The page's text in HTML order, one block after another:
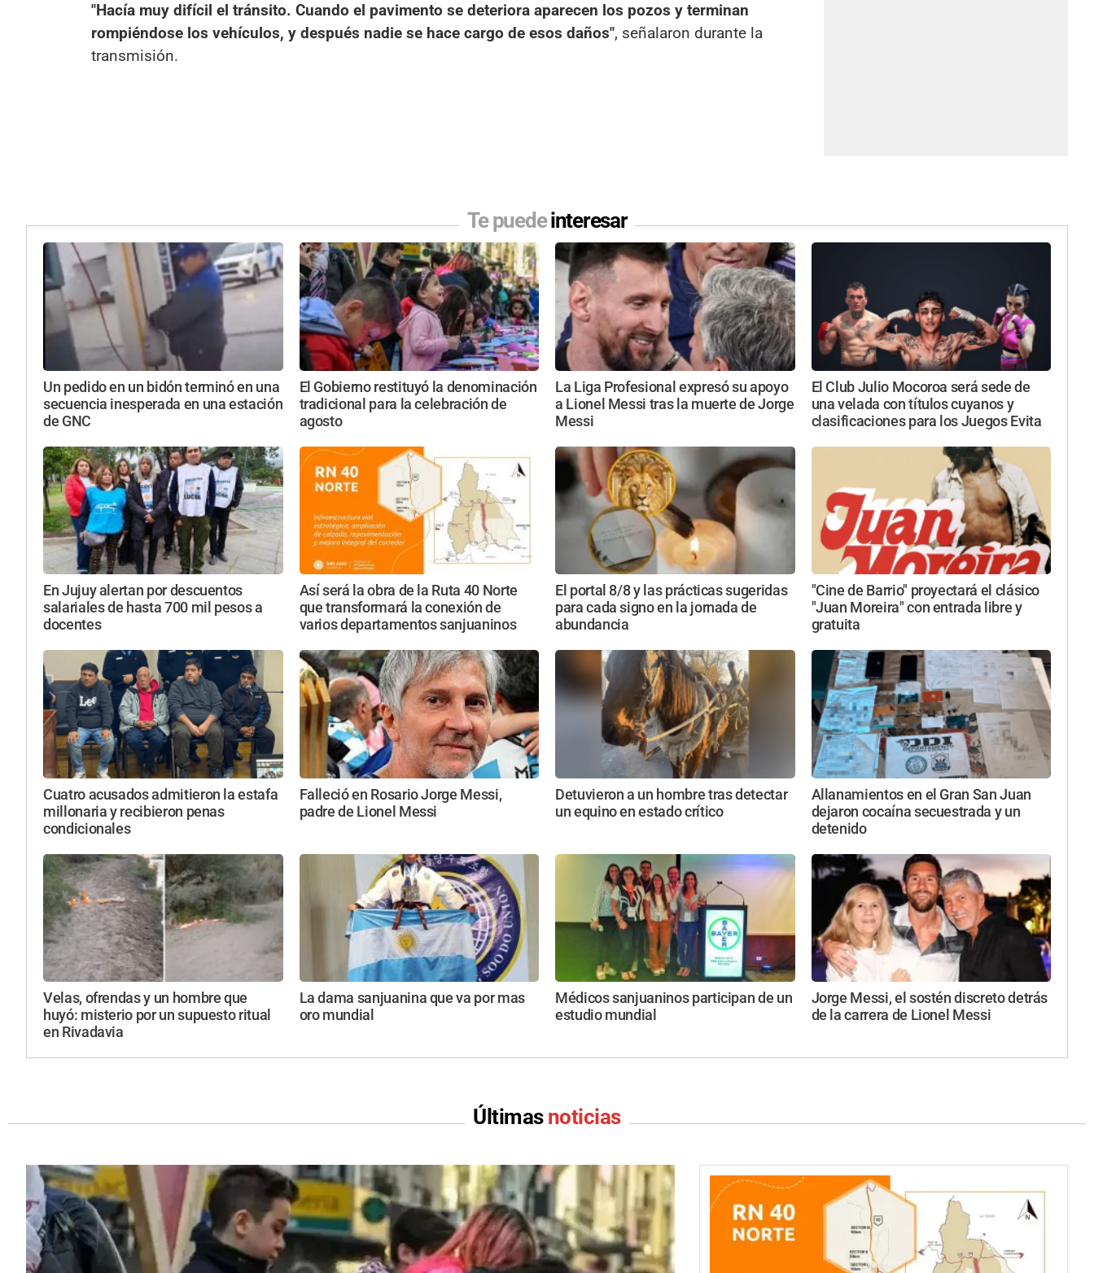
"Hacía muy difícil el tránsito. Cuando el pavimento se deteriora aparecen los pozos y terminan
rompiéndose los vehículos, y después nadie se hace cargo de esos daños", señalaron durante la
transmisión.
Te puedeinteresar
Un pedido en un bidón terminó en una
secuencia inesperada en una estación
de GNC
El Gobierno restituyó la denominación
tradicional para la celebración de
agosto
La Liga Profesional expresó su apoyo
a Lionel Messi tras la muerte de Jorge
Messi
El Club Julio Mocoroa será sede de
una velada con títulos cuyanos y
clasificaciones para los Juegos Evita
En Jujuy alertan por descuentos
salariales de hasta 700 mil pesos a
docentes
Así será la obra de la Ruta 40 Norte
que transformará la conexión de
varios departamentos sanjuaninos
El portal 8/8 y las prácticas sugeridas
para cada signo en la jornada de
abundancia
"Cine de Barrio" proyectará el clásico
"Juan Moreira" con entrada libre y
gratuita
Cuatro acusados admitieron la estafa
millonaria y recibieron penas
condicionales
Falleció en Rosario Jorge Messi,
padre de Lionel Messi
Detuvieron a un hombre tras detectar
un equino en estado crítico
Allanamientos en el Gran San Juan
dejaron cocaína secuestrada y un
detenido
Velas, ofrendas y un hombre que
huyó: misterio por un supuesto ritual
en Rivadavia
La dama sanjuanina que va por mas
oro mundial
Médicos sanjuaninos participan de un
estudio mundial
Jorge Messi, el sostén discreto detrás
de la carrera de Lionel Messi
Últimas noticias